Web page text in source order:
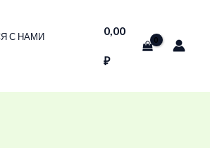
С НАМИ
0,00
₽